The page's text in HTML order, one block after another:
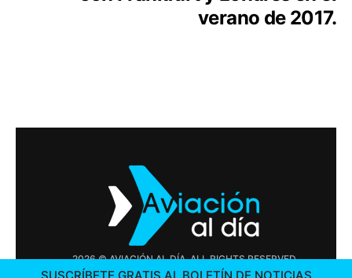
verano de 2017.
2026 © AVIACIÓN AL DÍA. ALL RIGHTS RESERVED